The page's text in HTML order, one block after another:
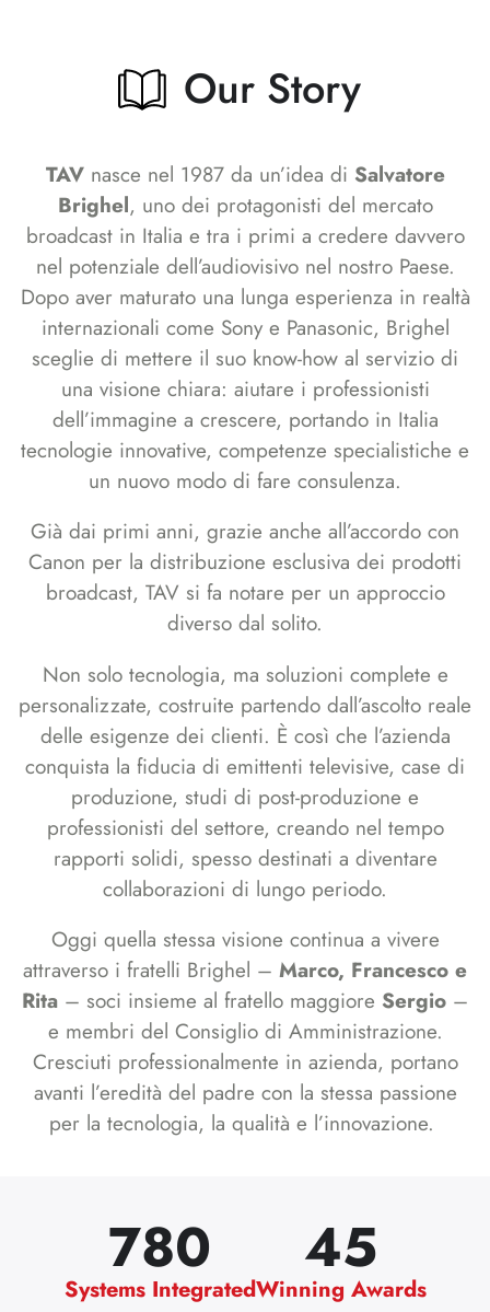
Our Story
TAVnasce nel 1987 da un’idea di Salvatore
Brighel, uno dei protagonisti del mercato
broadcast in Italia e tra i primi a credere davvero
nel potenziale dell’audiovisivo nel nostro Paese.
Dopo aver maturato una lunga esperienza in realtà
internazionali come Sony e Panasonic, Brighel
sceglie di mettere il suo know-how al servizio di
una visione chiara: aiutare i professionisti
dell’immagine a crescere, portando in Italia
tecnologie innovative, competenze specialistiche e
un nuovo modo di fare consulenza.
Già dai primi anni, grazie anche all’accordo con
Canon per la distribuzione esclusiva dei prodotti
broadcast, TAV si fa notare per un approccio
diverso dal solito.
Non solo tecnologia, ma soluzioni complete e
personalizzate, costruite partendo dall’ascolto reale
delle esigenze dei clienti. È così che l’azienda
conquista la fiducia di emittenti televisive, case di
produzione, studi di post-produzione e
professionisti del settore, creando nel tempo
rapporti solidi, spesso destinati a diventare
collaborazioni di lungo periodo.
Oggi quella stessa visione continua a vivere
attraverso i fratelli Brighel – Marco, Francesco e
Rita – soci insieme al fratello maggiore Sergio –
e membri del Consiglio di Amministrazione.
Cresciuti professionalmente in azienda, portano
avanti l’eredità del padre con la stessa passione
per la tecnologia, la qualità e l’innovazione.
Systems Integrated
780
Winning Awards
45